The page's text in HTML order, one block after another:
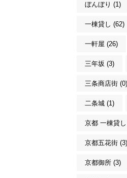
ぼんぼり (1)
一棟貸し (62)
一軒屋 (26)
三年坂 (3)
三条商店街 (0)
二条城 (1)
京都 一棟貸
京都五花街 (3)
京都御所 (3)